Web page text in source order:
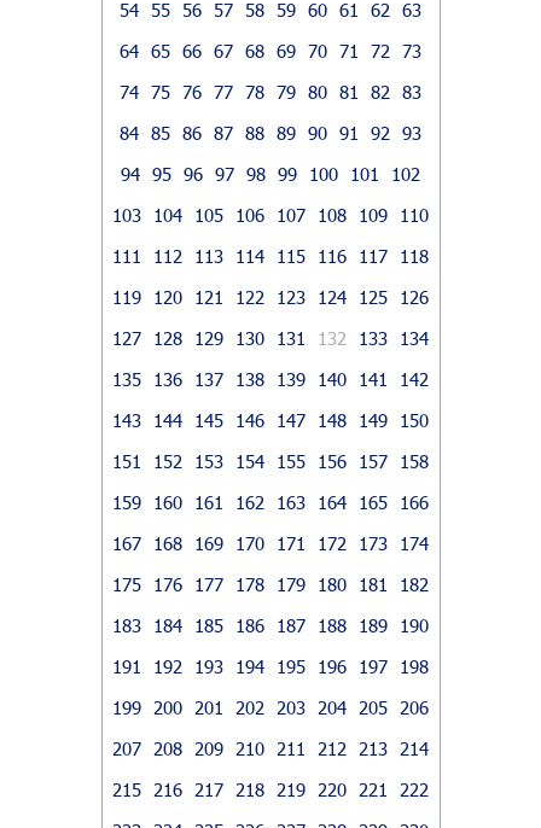
54 55 56 57 58 59 60 61 62
63
64 65 66 67 68 69 70 71 72
73
74 75 76 77 78 79 80 81 82
83
84 85 86 87 88 89 90 91 92
93
94 95 96 97 98 99 100 101
102
103
104 105 106 107 108 109
110
111
112 113 114 115 116 117
118
119
120 121 122 123 124 125
126
127
128 129 130 131 132 133
134
135
136 137 138 139 140 141
142
143
144 145 146 147 148 149
150
151
152 153 154 155 156 157
158
159
160 161 162 163 164 165
166
167
168 169 170 171 172 173
174
175
176 177 178 179 180 181
182
183
184 185 186 187 188 189
190
191
192 193 194 195 196 197
198
199
200 201 202 203 204 205
206
207
208 209 210 211 212 213
214
215
216 217 218 219 220 221
222